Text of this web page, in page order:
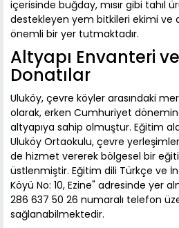
içerisinde buğday, mısır gibi tahıl
destekleyen yem bitkileri ekimi ve
önemli bir yer tutmaktadır.
Altyapı Envanteri
Donatılar
Uluköy, çevre köyler arasındaki
olarak, erken Cumhuriyet
altyapıya sahip olmuştur. Eğitim
Uluköy Ortaokulu, çevre
de hizmet vererek bölgesel bir
üstlenmiştir. Eğitim dili Türkçe ve
Köyü No: 10, Ezine" adresinde yer
286 637 50 26 numaralı telefon
sağlanabilmektedir.